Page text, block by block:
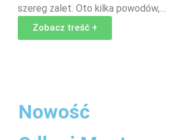
szereg zalet. Oto kilka powodów,…
Zobacz treść +
Nowość